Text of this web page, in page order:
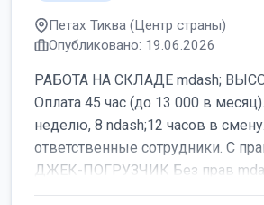
Петах Тиква (Центр страны)
Опубликовано: 19.06.2026
РАБОТА НА СКЛАДЕ mdash;
Оплата 45 час (до 13 000 в
неделю, 8 ndash;12 часов в
ответственные сотрудники. С
ДЖЕК-ПОГРУЗЧИК Без прав